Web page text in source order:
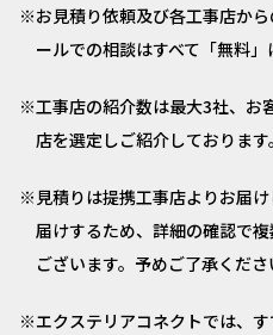
お見積り依頼及び各工事店か
ールでの相談はすべて「無料」
工事店の紹介数は最大3社、お
店を選定しご紹介しております。
見積りは提携工事店よりお届
届けするため、詳細の確認で
ございます。予めご了承くださ
エクステリアコネクトでは、